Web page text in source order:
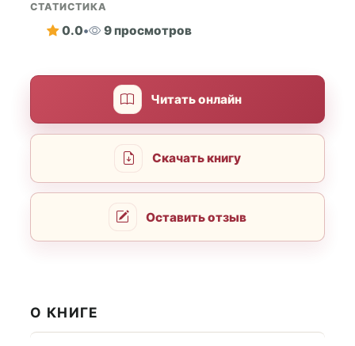
СТАТИСТИКА
0.0• 9 просмотров
Читать онлайн
Скачать книгу
Оставить отзыв
О КНИГЕ